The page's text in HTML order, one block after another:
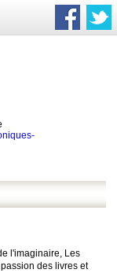
l'imaginaire, Les
des livres et